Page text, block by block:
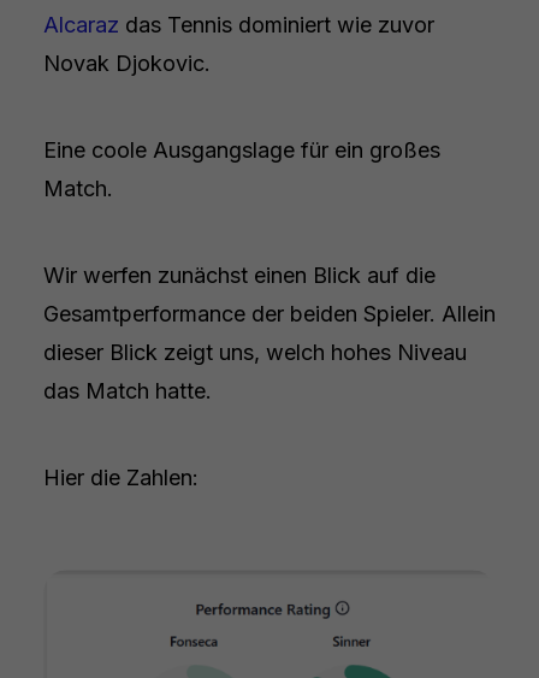
Alcaraz das Tennis dominiert wie zuvor
Novak Djokovic.
Eine coole Ausgangslage für ein großes
Match.
Wir werfen zunächst einen Blick auf die
Gesamtperformance der beiden Spieler. Allein
dieser Blick zeigt uns, welch hohes Niveau
das Match hatte.
Hier die Zahlen: